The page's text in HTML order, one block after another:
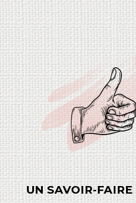
UN SAVOIR-FAIRE